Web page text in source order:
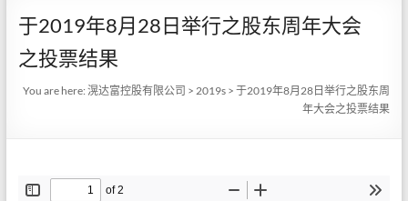
富
控
股
公
于2019年8月28日举行之股东周年大会
之投票结果
You are here:滉达富控股有限公司 >2019s >于2019年8月28日举行之股东周
年大会之投票结果